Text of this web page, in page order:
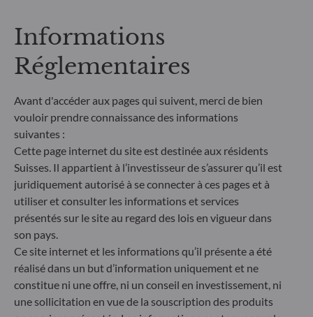
les effets négatifs des décisions d'investissement
sur les facteurs de durabilité dans le processus de
décision d'investissement. Article 8 : L'équipe de
gestion traite les risques de durabilité en intégrant
Gouvernance) dans son processus de décision
d'investissement. Article 9 : L'équipe de gestion suit
un objectif d'investissement durable strict qui
contribue de manière significative aux défis de la
transition écologique, et traite les risques de
durabilité par le biais de notations fournies par le
fournisseur externe de données ESG de la société
de gestion
Informations
Réglementaires
Avant d'accéder aux pages qui suivent, merci de bien
vouloir prendre connaissance des informations
suivantes :
Cette page internet du site est destinée aux résidents
Suisses. Il appartient à l’investisseur de s’assurer qu’il est
juridiquement autorisé à se connecter à ces pages et à
utiliser et consulter les informations et services
présentés sur le site au regard des lois en vigueur dans
son pays.
Ce site internet et les informations qu’il présente a été
réalisé dans un but d’information uniquement et ne
constitue ni une offre, ni un conseil en investissement, ni
une sollicitation en vue de la souscription des produits